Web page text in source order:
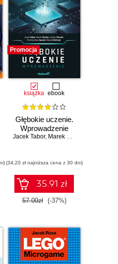
Promocja
książka ebook
Głębokie uczenie.
Wprowadzenie
Jacek Tabor, Marek Śmieja
(34,20 zł najniższa cena z 30 dni)
35.91 zł
57.00zł (-37%)